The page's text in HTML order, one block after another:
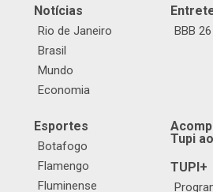
Notícias
Rio de Janeiro
Brasil
Mundo
Economia
BBB 26
Esportes
Botafogo
Flamengo
Fluminense
Tupi
TUPI+